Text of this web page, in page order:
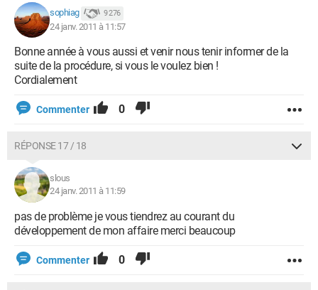
sophiag 9 276
24 janv. 2011 à 11:57
Bonne année à vous aussi et venir nous tenir informer de la
suite de la procédure, si vous le voulez bien !
Cordialement
Commenter 0
RÉPONSE 17 / 18
slous
24 janv. 2011 à 11:59
pas de problème je vous tiendrez au courant du
développement de mon affaire merci beaucoup
Commenter 0